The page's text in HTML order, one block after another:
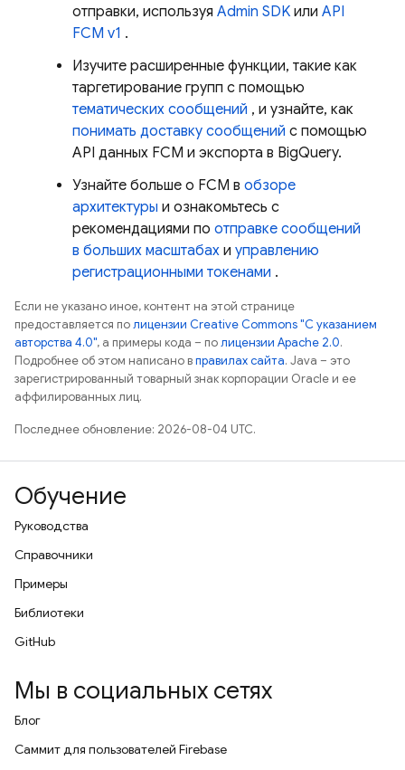
отправки, используя Admin SDK или API
FCM v1 .
Изучите расширенные функции, такие как
таргетирование групп с помощью
тематических сообщений , и узнайте, как
понимать доставку сообщений с помощью
API данных FCM и экспорта в BigQuery.
Узнайте больше о FCM в обзоре
архитектуры и ознакомьтесь с
рекомендациями по отправке сообщений
в больших масштабах и управлению
регистрационными токенами .
Если не указано иное, контент на этой странице
предоставляется полицензии Creative Commons "С указанием
авторства 4.0", а примеры кода – полицензии Apache 2.0.
Подробнее об этом написано вправилах сайта. Java – это
зарегистрированный товарный знак корпорации Oracle и ее
аффилированных лиц.
Последнее обновление: 2026-08-04 UTC.
Обучение
Руководства
Справочники
Примеры
Библиотеки
GitHub
Мы в социальных сетях
Блог
Саммит для пользователей Firebase